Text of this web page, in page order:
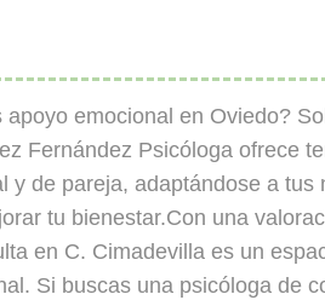
apoyo emocional en Oviedo?
Fernández Psicóloga ofrece
y de pareja, adaptándose a tus
tu bienestar.Con una
en C. Cimadevilla es un
Si buscas una psicóloga de